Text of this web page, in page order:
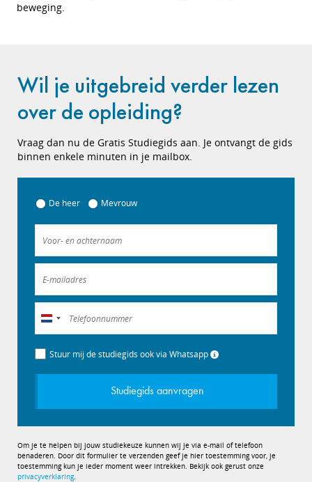
beweging.
Wil je uitgebreid verder lezen
over de opleiding?
Vraag dan nu de Gratis Studiegids aan. Je ontvangt de gids
binnen enkele minuten in je mailbox.
De heer Mevrouw
Nederland
+31
Stuur mij de studiegids ook via Whatsapp
Studiegids aanvragen
Om je te helpen bij jouw studiekeuze kunnen wij je via e-mail of telefoon
benaderen. Door dit formulier te verzenden geef je hier toestemming voor, je
toestemming kun je ieder moment weer intrekken. Bekijk ook gerust onze
privacyverklaring.